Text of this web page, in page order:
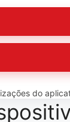
do